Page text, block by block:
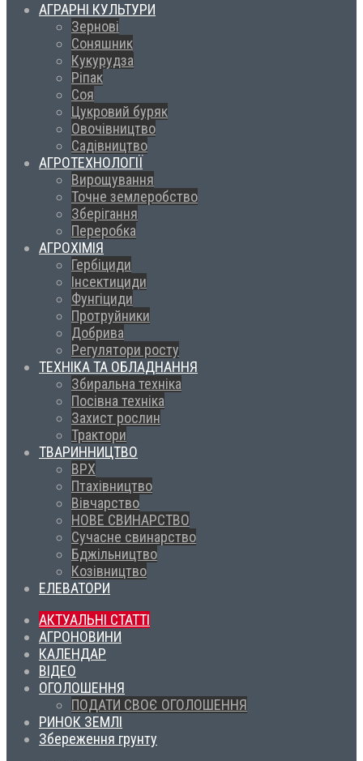
АГРАРНІ КУЛЬТУРИ
Зернові
Соняшник
Кукурудза
Ріпак
Соя
Цукровий буряк
Овочівництво
Садівництво
АГРОТЕХНОЛОГІЇ
Вирощування
Точне землеробство
Зберігання
Переробка
АГРОХІМІЯ
Гербіциди
Інсектициди
Фунгіциди
Протруйники
Добрива
Регулятори росту
ТЕХНІКА ТА ОБЛАДНАННЯ
Збиральна техніка
Посівна техніка
Захист рослин
Трактори
ТВАРИННИЦТВО
ВРХ
Птахівництво
Вівчарство
НОВЕ СВИНАРСТВО
Сучасне свинарство
Бджільництво
Козівництво
ЕЛЕВАТОРИ
АКТУАЛЬНІ СТАТТІ
АГРОНОВИНИ
КАЛЕНДАР
ВІДЕО
ОГОЛОШЕННЯ
ПОДАТИ СВОЄ ОГОЛОШЕННЯ
РИНОК ЗЕМЛІ
Збереження грунту